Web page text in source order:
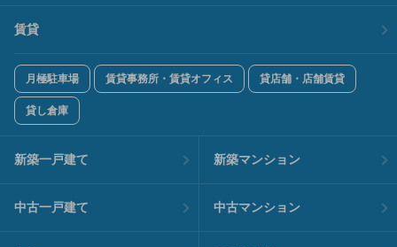
賃貸
月極駐車場 賃貸事務所・賃貸オフィス 貸店舗・店舗賃貸
貸し倉庫
新築一戸建て 新築マンション
中古一戸建て 中古マンション